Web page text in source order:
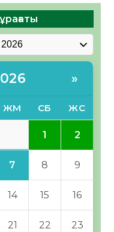
»
ЖМ СБ ЖС
1 2
7 8 9
14 15 16
21 22 23